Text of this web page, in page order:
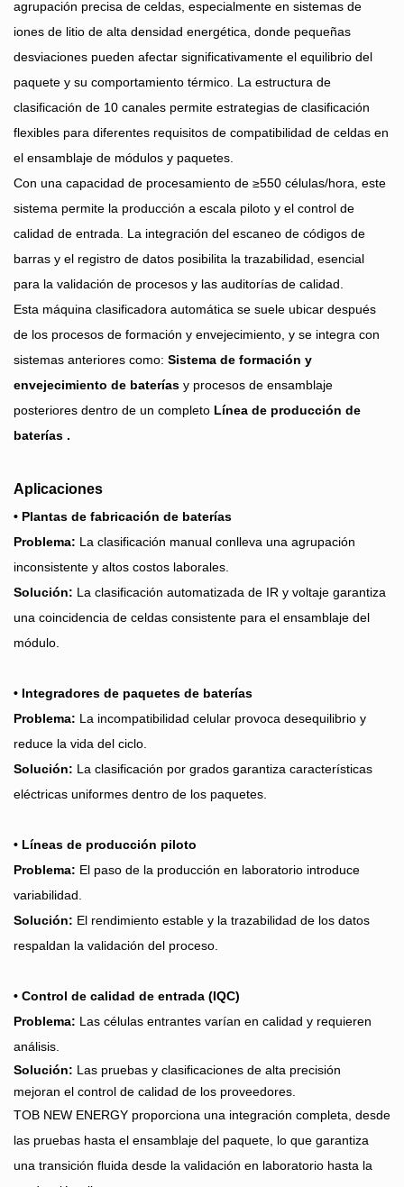
agrupación precisa de celdas, especialmente en sistemas de
iones de litio de alta densidad energética, donde pequeñas
desviaciones pueden afectar significativamente el equilibrio del
paquete y su comportamiento térmico. La estructura de
clasificación de 10 canales permite estrategias de clasificación
flexibles para diferentes requisitos de compatibilidad de celdas en
el ensamblaje de módulos y paquetes.
Con una capacidad de procesamiento de ≥550 células/hora, este
sistema permite la producción a escala piloto y el control de
calidad de entrada. La integración del escaneo de códigos de
barras y el registro de datos posibilita la trazabilidad, esencial
para la validación de procesos y las auditorías de calidad.
Esta máquina clasificadora automática se suele ubicar después
de los procesos de formación y envejecimiento, y se integra con
sistemas anteriores como: Sistema de formación y
envejecimiento de baterías y procesos de ensamblaje
posteriores dentro de un completo Línea de producción de
baterías .
Aplicaciones
• Plantas de fabricación de baterías
Problema: La clasificación manual conlleva una agrupación
inconsistente y altos costos laborales.
Solución: La clasificación automatizada de IR y voltaje garantiza
una coincidencia de celdas consistente para el ensamblaje del
módulo.
• Integradores de paquetes de baterías
Problema: La incompatibilidad celular provoca desequilibrio y
reduce la vida del ciclo.
Solución: La clasificación por grados garantiza características
eléctricas uniformes dentro de los paquetes.
• Líneas de producción piloto
Problema: El paso de la producción en laboratorio introduce
variabilidad.
Solución: El rendimiento estable y la trazabilidad de los datos
respaldan la validación del proceso.
• Control de calidad de entrada (IQC)
Problema: Las células entrantes varían en calidad y requieren
análisis.
Solución: Las pruebas y clasificaciones de alta precisión
mejoran el control de calidad de los proveedores.
TOB NEW ENERGY proporciona una integración completa, desde
las pruebas hasta el ensamblaje del paquete, lo que garantiza
una transición fluida desde la validación en laboratorio hasta la